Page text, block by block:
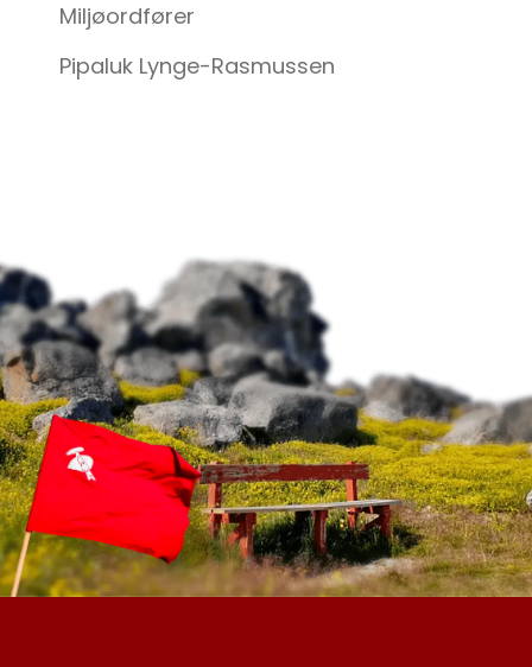
Miljøordfører
Pipaluk Lynge-Rasmussen